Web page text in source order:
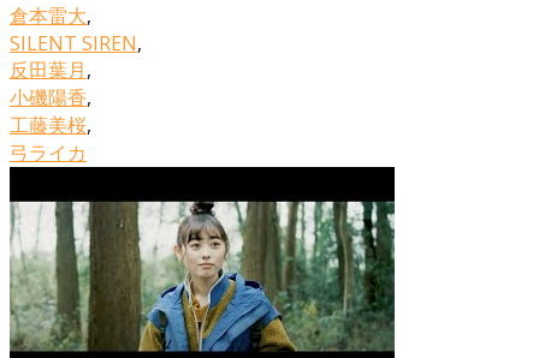
倉本雷大,
SILENT SIREN,
反田葉月,
小磯陽香,
工藤美桜,
弓ライカ